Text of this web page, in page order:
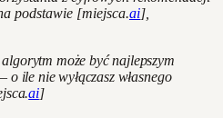
podstawie [miejsca.ai],
może być najlepszym
ile nie wyłączasz własnego
ai]